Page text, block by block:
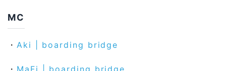
MC
・ Aki | boarding bridge
・ MaFi | boarding bridge